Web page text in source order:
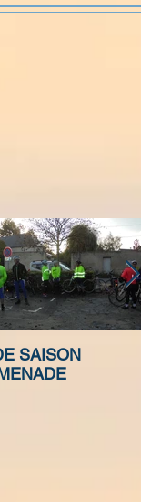
SAISON